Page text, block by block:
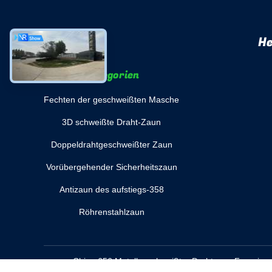
Kategorien
Fechten der geschweißten Masche
3D schweißte Draht-Zaun
Doppeldrahtgeschweißter Zaun
Vorübergehender Sicherheitszaun
Antizaun des aufstiegs-358
Röhrenstahlzaun
China 656 Metallgeschweißter Drahtzaun